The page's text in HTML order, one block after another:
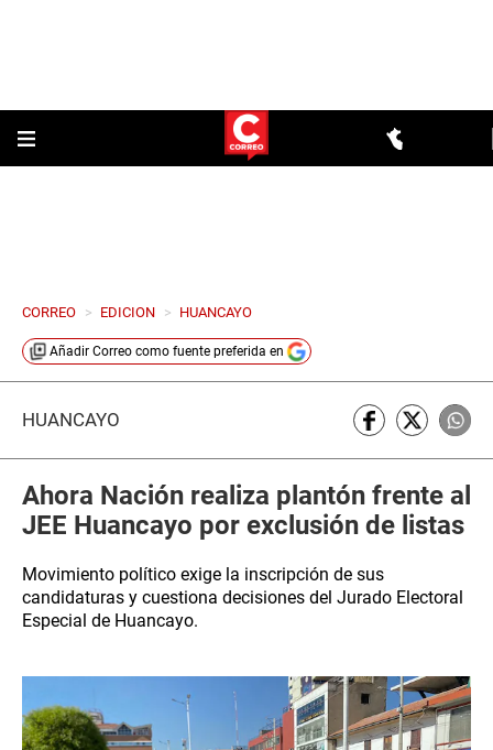
CORREO > EDICION > HUANCAYO
Añadir Correo como fuente preferida en
HUANCAYO
Ahora Nación realiza plantón frente al
JEE Huancayo por exclusión de listas
Movimiento político exige la inscripción de sus
candidaturas y cuestiona decisiones del Jurado Electoral
Especial de Huancayo.